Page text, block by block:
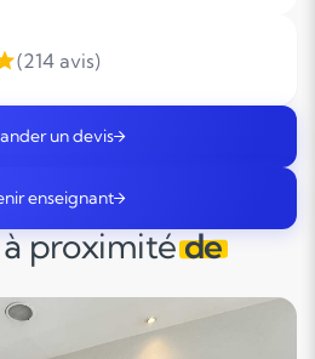
proximitéde
(214 avis)
un devis
enseignant